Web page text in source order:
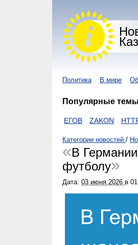
Политика В мире
Популярные темы
ZAKON HTTPS I
Категории новостей /
В
футболу
Дата: 03 июня 2026 в